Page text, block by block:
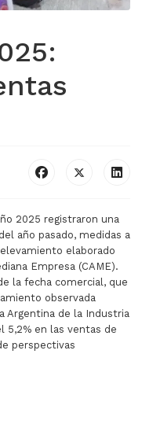
2025 registraron una
año pasado, medidas a
elaborado
Empresa (CAME).
la fecha comercial, que
observada
Argentina de la Industria
5,2% en las ventas de
perspectivas